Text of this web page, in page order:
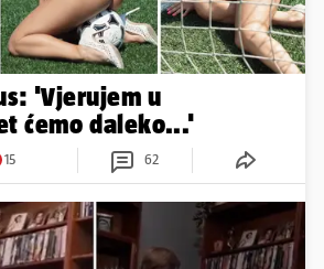
'Vjerujem u
ćemo daleko...'
15 62